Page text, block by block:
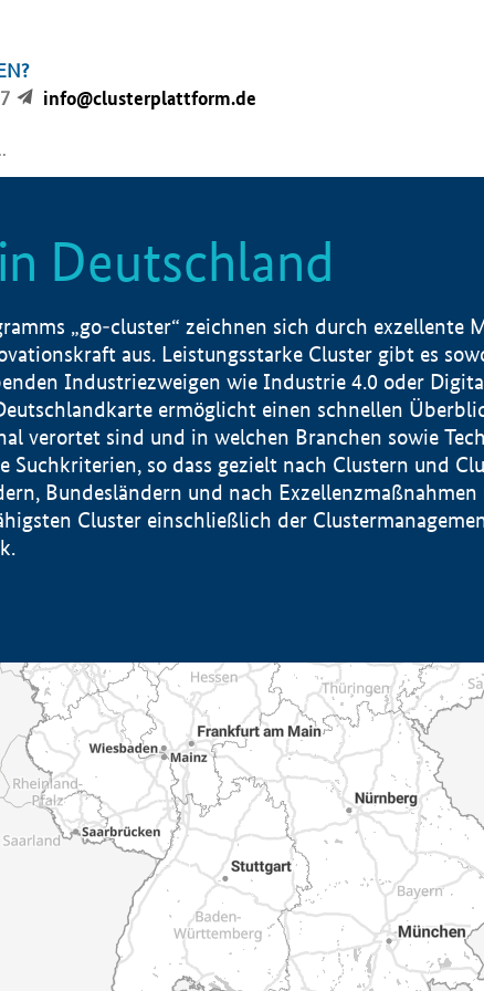
info@clusterplattform.de
Deutschland
„go-cluster“ zeichnen sich durch exzellente
aus. Leistungsstarke Cluster gibt es
Industriezweigen wie Industrie 4.0 oder
ermöglicht einen schnellen
verortet sind und in welchen Branchen sowie
Suchkriterien, so dass gezielt nach Clustern und
Bundesländern und nach
Cluster einschließlich der